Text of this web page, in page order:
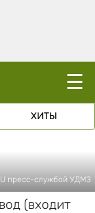
☰
ХИТЫ
пресс-службой УДМЗ
(входит